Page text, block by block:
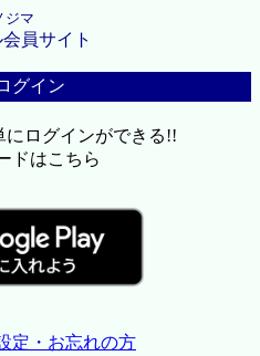
ジマ
員サイト
グイン
にログインができる!!
ドはこちら
定・お忘れの方